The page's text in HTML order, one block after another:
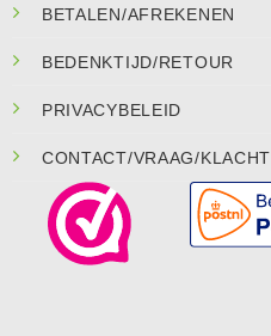
BETALEN/AFREKENEN
BEDENKTIJD/RETOUR
PRIVACYBELEID
CONTACT/VRAAG/KLACHT